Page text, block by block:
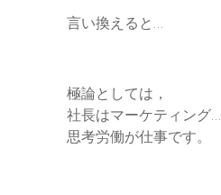
言い換えると…
極論としては，
社長はマーケティング…
思考労働が仕事です。